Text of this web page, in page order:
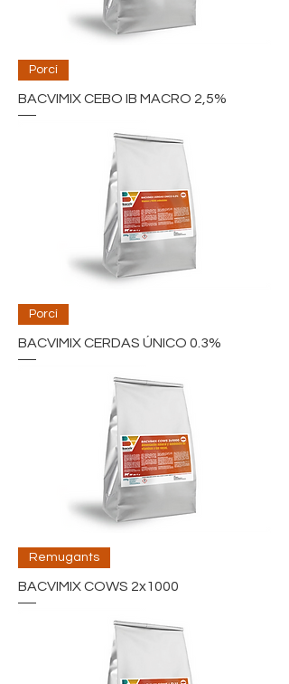
Porcí
BACVIMIX CEBO IB MACRO 2,5%
Porcí
BACVIMIX CERDAS ÚNICO 0.3%
Remugants
BACVIMIX COWS 2x1000